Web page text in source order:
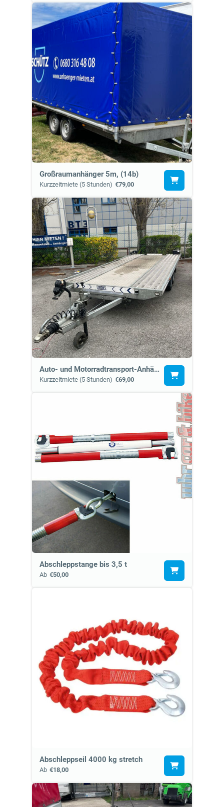
Großraumanhänger 5m, (14b)
Kurzzeitmiete (5 Stunden) €79,00
Auto- und Motorradtransport-Anhänger medium (12d)
Kurzzeitmiete (5 Stunden) €69,00
Abschleppstange bis 3,5 t
Ab €50,00
Abschleppseil 4000 kg stretch
Ab €18,00